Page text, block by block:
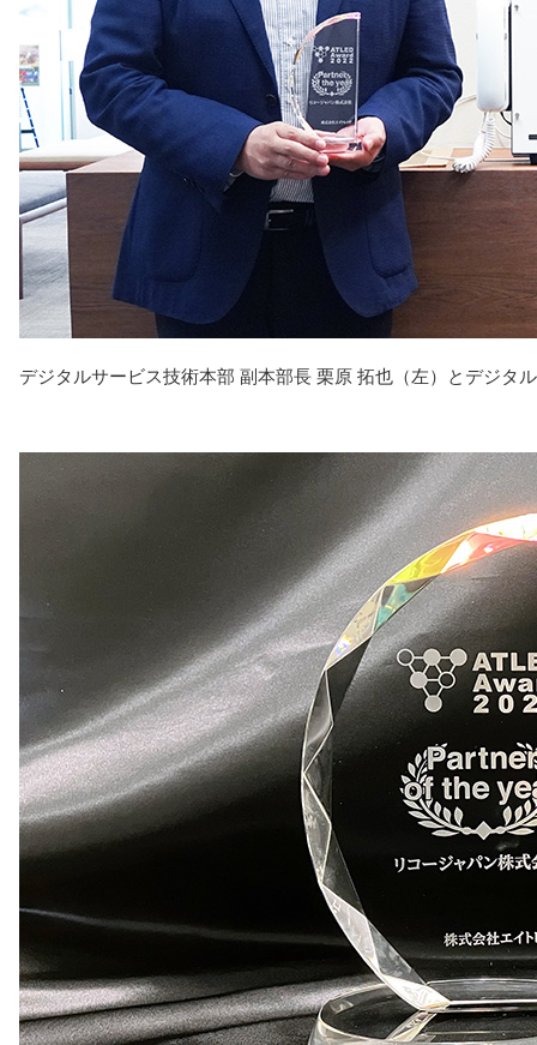
デジタルサービス技術本部 副本部長 栗原 拓也（左）とデジタ